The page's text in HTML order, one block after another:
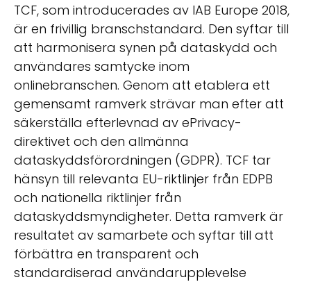
TCF, som introducerades av IAB Europe 2018,
är en frivillig branschstandard. Den syftar till
att harmonisera synen på dataskydd och
användares samtycke inom
onlinebranschen. Genom att etablera ett
gemensamt ramverk strävar man efter att
säkerställa efterlevnad av ePrivacy-
direktivet och den allmänna
dataskyddsförordningen (GDPR). TCF tar
hänsyn till relevanta EU-riktlinjer från EDPB
och nationella riktlinjer från
dataskyddsmyndigheter. Detta ramverk är
resultatet av samarbete och syftar till att
förbättra en transparent och
standardiserad användarupplevelse